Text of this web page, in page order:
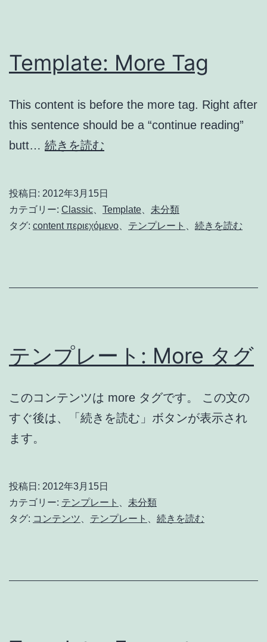
Template: More Tag
This content is before the more tag. Right after
this sentence should be a “continue reading”
butt… 続きを読む
投稿日: 2012年3月15日
カテゴリー: Classic Template
未分類
タグ: content περιεχόμενο テンプレート 続きを読む
テンプレート: More タグ
このコンテンツは more タグです。 この文の
すぐ後は、「続きを読む」ボタンが表示され
ます。
投稿日: 2012年3月15日
カテゴリー: テンプレート
未分類
タグ: コンテンツ テンプレート 続きを読む